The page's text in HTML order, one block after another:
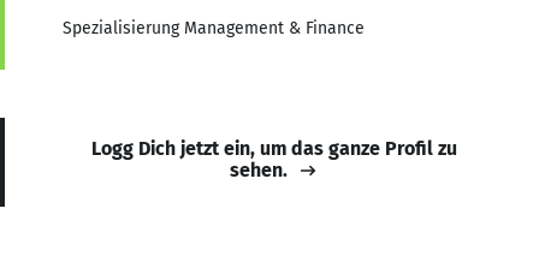
Spezialisierung Management & Finance
Logg Dich jetzt ein, um das ganze Profil zu
sehen.